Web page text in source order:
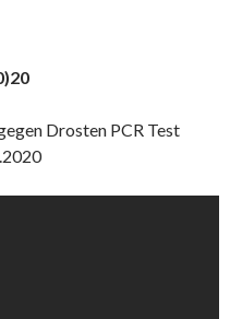
Drosten PCR Test